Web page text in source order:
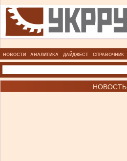
НОВОСТИ АНАЛИТИКА ДАЙДЖЕСТ СПРАВОЧНИК
НОВОСТЬ